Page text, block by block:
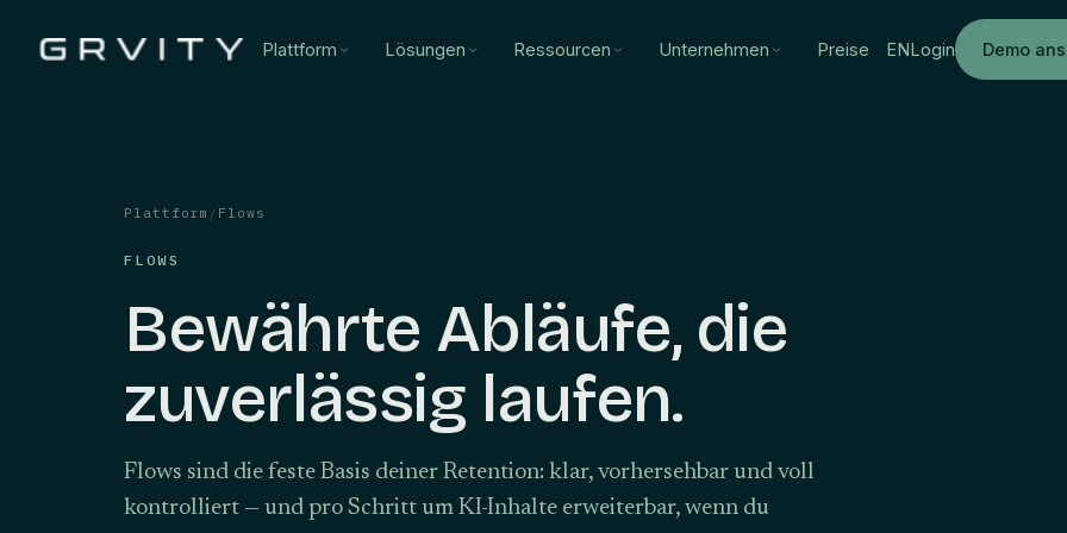
Plattform Lösungen Ressourcen Unternehmen Preise ENLogin Demo
Plattform / Flows
FLOWS
Bewährte Abläufe, die
zuverlässig laufen.
Flows sind die feste Basis deiner Retention: klar, vorhersehbar und voll
kontrolliert — und pro Schritt um KI-Inhalte erweiterbar, wenn du